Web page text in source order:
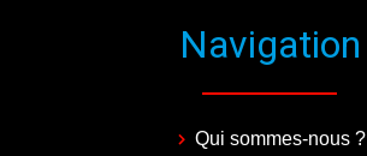
Navigation
Qui sommes-nous ?